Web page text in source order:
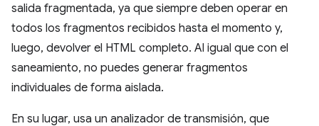
salida fragmentada, ya que siempre deben operar en
todos los fragmentos recibidos hasta el momento y,
luego, devolver el HTML completo. Al igual que con el
saneamiento, no puedes generar fragmentos
individuales de forma aislada.
En su lugar, usa un analizador de transmisión, que